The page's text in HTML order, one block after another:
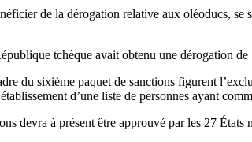
de la dérogation relative aux oléoducs,
tchèque avait obtenu une dérogation
du sixième paquet de sanctions figurent
d’une liste de personnes ayant
devra à présent être approuvé par les 27 États